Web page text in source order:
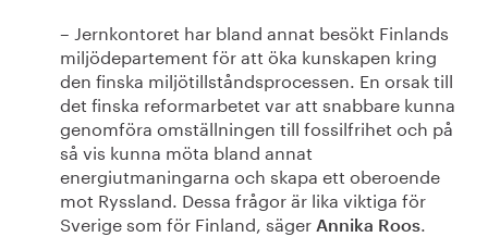
– Jernkontoret har bland annat besökt Finlands
miljödepartement för att öka kunskapen kring
den finska miljötillståndsprocessen. En orsak till
det finska reformarbetet var att snabbare kunna
genomföra omställningen till fossilfrihet och på
så vis kunna möta bland annat
energiutmaningarna och skapa ett oberoende
mot Ryssland. Dessa frågor är lika viktiga för
Sverige som för Finland, säger Annika Roos.